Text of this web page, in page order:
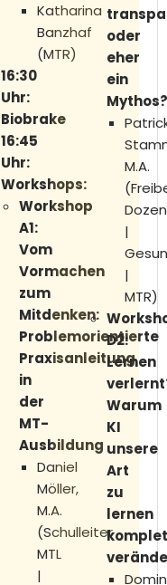
Katharina
Banzhaf
(MTR)
16:30
Uhr:
Biobrake
16:45
Uhr:
Workshops:
Workshop
A1:
Vom
Vormachen
zum
Mitdenken:
Problemorientierte
Praxisanleitung
in
der
MT-
Ausbildung
Daniel
Möller,
M.A.
(Schulleiter
MTL
|
oder
eher
ein
Mythos?
M.A.
|
|
MTR)
D2:
Lernen
Warum
KI
unsere
Art
zu
lernen